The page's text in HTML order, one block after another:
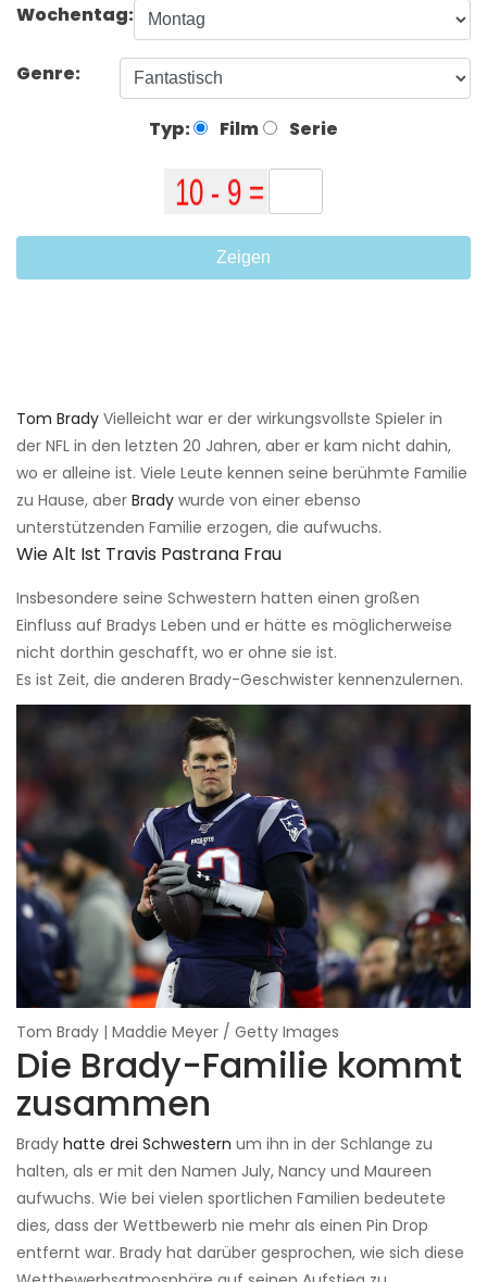
Wochentag:
Genre:
Typ: Film Serie
Zeigen
Tom Brady Vielleicht war er der wirkungsvollste Spieler in
der NFL in den letzten 20 Jahren, aber er kam nicht dahin,
wo er alleine ist. Viele Leute kennen seine berühmte Familie
zu Hause, aber Brady wurde von einer ebenso
unterstützenden Familie erzogen, die aufwuchs.
Wie Alt Ist Travis Pastrana Frau
Insbesondere seine Schwestern hatten einen großen
Einfluss auf Bradys Leben und er hätte es möglicherweise
nicht dorthin geschafft, wo er ohne sie ist.
Es ist Zeit, die anderen Brady-Geschwister kennenzulernen.
Tom Brady | Maddie Meyer / Getty Images
Die Brady-Familie kommt
zusammen
Brady hatte drei Schwestern um ihn in der Schlange zu
halten, als er mit den Namen July, Nancy und Maureen
aufwuchs. Wie bei vielen sportlichen Familien bedeutete
dies, dass der Wettbewerb nie mehr als einen Pin Drop
entfernt war. Brady hat darüber gesprochen, wie sich diese